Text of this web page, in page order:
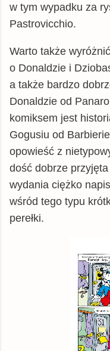
w tym wypadku za
Pastrovicchio.
Warto także
o Donaldzie i
a także bardzo
Donaldzie od
komiksem jest
Gogusiu od
opowieść z
dość dobrze
wydania ciężko
wśród tego typu
perełki.